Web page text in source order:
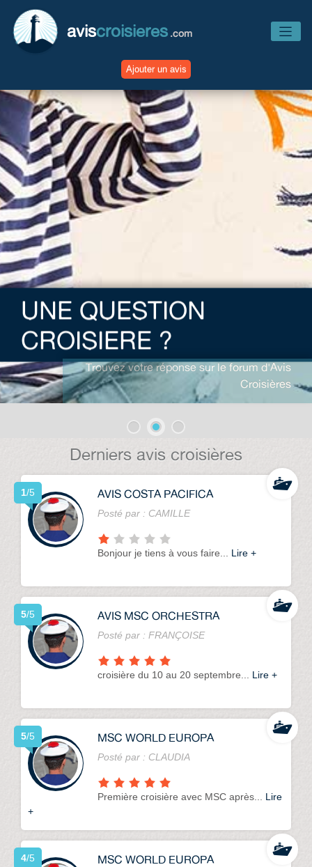
aviscroisieres .com
Ajouter un avis
Accueil
Avis Compagnies
Avis Navires
Avis Agences de Voyages
Blog
Forum Croisieres
UNE QUESTION
CROISIERE ?
Trouvez votre réponse sur le forum d'Avis
Croisières
Derniers avis croisières
1/5 AVIS COSTA PACIFICA
Posté par : CAMILLE
Bonjour je tiens à vous faire... Lire +
5/5 AVIS MSC ORCHESTRA
Posté par : FRANÇOISE
croisière du 10 au 20 septembre... Lire +
5/5 MSC WORLD EUROPA
Posté par : CLAUDIA
Première croisière avec MSC après...
Lire
+
4/5 MSC WORLD EUROPA